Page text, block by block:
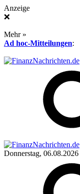
Anzeige
❌
Mehr »
Ad hoc-Mitteilungen:
Donnerstag, 06.08.2026